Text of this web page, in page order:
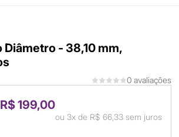
- 38,10 mm,
0 avaliações
R$ 199,00
ou 3x de R$ 66,33sem juros